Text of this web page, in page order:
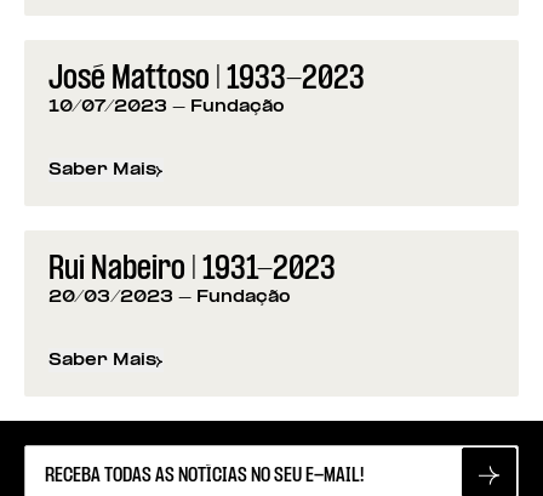
José Mattoso | 1933-2023
10/07/2023 - Fundação
Saber Mais
sobre José Mattoso | 1933-2023
Rui Nabeiro | 1931-2023
20/03/2023 - Fundação
Saber Mais
sobre Rui Nabeiro | 1931-2023